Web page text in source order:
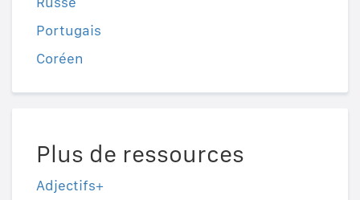
Portugais
Coréen
Plus de ressources
Adjectifs+